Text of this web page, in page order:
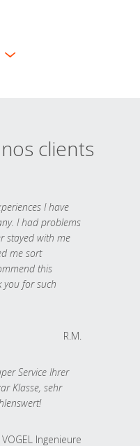
clients
I have
I had problems
stayed with me
me sort
this
you for such
R.M.
Service Ihrer
Klasse, sehr
Ingenieure